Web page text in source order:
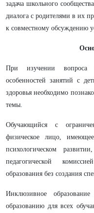
задача школьного
диалога с родителями в их
к совместному обсуждению
При изучении
особенностей занятий с
здоровья необходимо
темы.
Обучающийся с
физическое лицо,
психологическом
педагогической
образования без создания
Инклюзивное
образованию для всех